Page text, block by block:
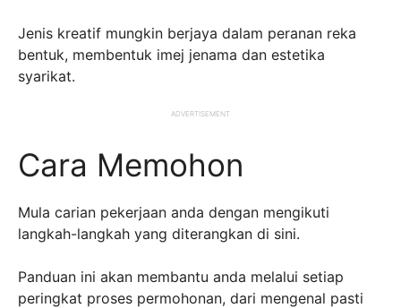
Jenis kreatif mungkin berjaya dalam peranan reka
bentuk, membentuk imej jenama dan estetika
syarikat.
ADVERTISEMENT
Cara Memohon
Mula carian pekerjaan anda dengan mengikuti
langkah-langkah yang diterangkan di sini.
Panduan ini akan membantu anda melalui setiap
peringkat proses permohonan, dari mengenal pasti